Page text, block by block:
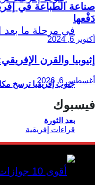
جنوب إفريقيا ترسخ
بعد الثورة
صناعة الطباعة في
دَفْعها
أكتوبر 6, 2024
إثيوبيا والقرن
أغسطس 6, 2026
فيسبوك